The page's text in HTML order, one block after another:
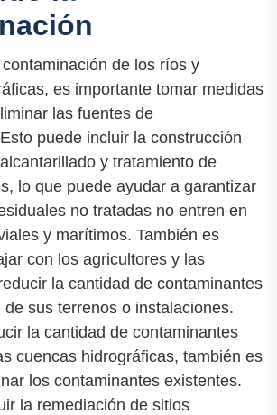
de los ríos y
es importante tomar medidas
las fuentes de
puede incluir la construcción
y tratamiento de
lo que puede ayudar a garantizar
no tratadas no entren en
y marítimos. También es
con los agricultores y las
la cantidad de contaminantes
sus terrenos o instalaciones.
la cantidad de contaminantes
cuencas hidrográficas, también es
los contaminantes existentes.
la remediación de sitios